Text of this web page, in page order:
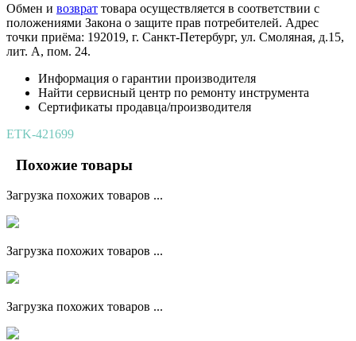
Обмен и возврат товара осуществляется в соответствии с
положениями Закона о защите прав потребителей. Адрес
точки приёма: 192019, г. Санкт-Петербург, ул. Смоляная, д.15,
лит. А, пом. 24.
Информация о гарантии производителя
Найти сервисный центр по ремонту инструмента
Сертификаты продавца/производителя
ETK-421699
Похожие товары
Загрузка похожих товаров ...
Загрузка похожих товаров ...
Загрузка похожих товаров ...